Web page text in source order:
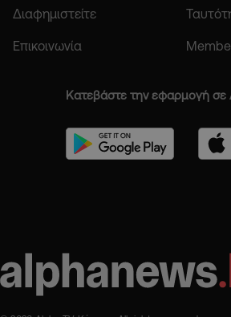
Διαφημιστείτε
Επικοινωνία
Κατεβάστε την εφαρμογή σε